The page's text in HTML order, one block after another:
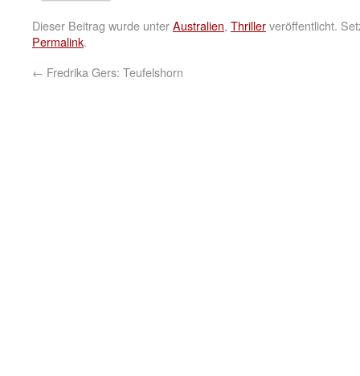
Dieser Beitrag wurde unterAustralien, Thrillerveröffentlicht.
Permalink.
← Fredrika Gers: Teufelshorn